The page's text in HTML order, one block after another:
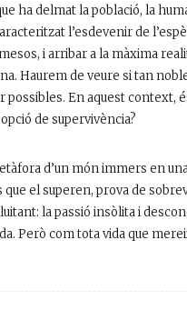
ha delmat la població, la
l’esdevenir de
i arribar a la màxima
Haurem de veure si tan
En aquest context,
de supervivència?
d’un món immers en
el superen, prova de
la passió insòlita i
Però com tota vida que